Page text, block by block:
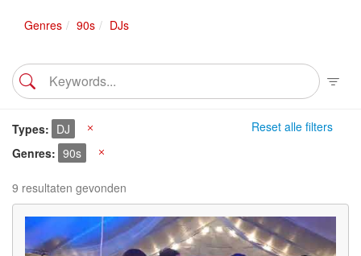
Genres 90s DJs
Reset alle filters
Types DJ
Genres
90s
9 resultaten gevonden